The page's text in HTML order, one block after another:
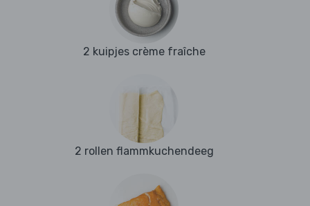
2 kuipjes crème fraîche
2 rollen flammkuchendeeg